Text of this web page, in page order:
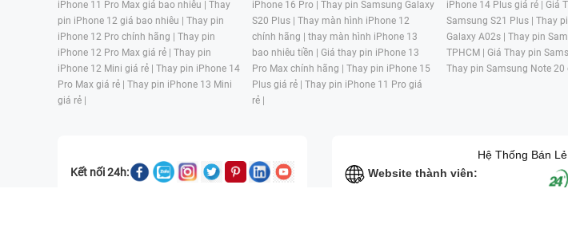
iPhone 11 Pro Max giá bao nhiêu | Thay
pin iPhone 12 giá bao nhiêu | Thay pin
iPhone 12 Pro chính hãng | Thay pin
iPhone 12 Pro Max giá rẻ | Thay pin
iPhone 12 Mini giá rẻ | Thay pin iPhone 14
Pro Max giá rẻ | Thay pin iPhone 13 Mini
giá rẻ |
iPhone 16 Pro | Thay pin Samsung Galaxy
S20 Plus | Thay màn hình iPhone 12
chính hãng | thay màn hình iPhone 13
bao nhiêu tiền | Giá thay pin iPhone 13
Pro Max chính hãng | Thay pin iPhone 15
Plus giá rẻ | Thay pin iPhone 11 Pro giá
rẻ |
iPhone 14 Plus giá rẻ | Giá
Samsung S21 Plus | Thay
Galaxy A02s | Thay pin
TPHCM | Giá Thay pin
Thay pin Samsung Note 20
Kết nối 24h: Website thành viên:
Hệ Thống Bán